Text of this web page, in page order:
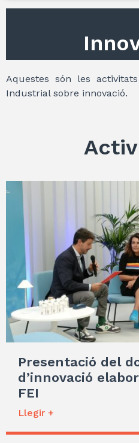
Aquestes són les
Industrial sobre innovació.
Presentació del
d’innovació
FEI
Llegir +